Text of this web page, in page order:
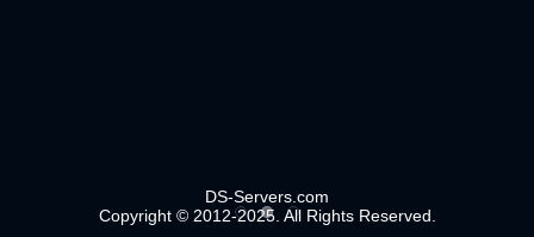
DS-Servers.com
Copyright © 2012-2025. All Rights Reserved.